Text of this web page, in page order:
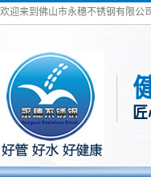
欢迎来到佛山市永穗不锈钢有限公